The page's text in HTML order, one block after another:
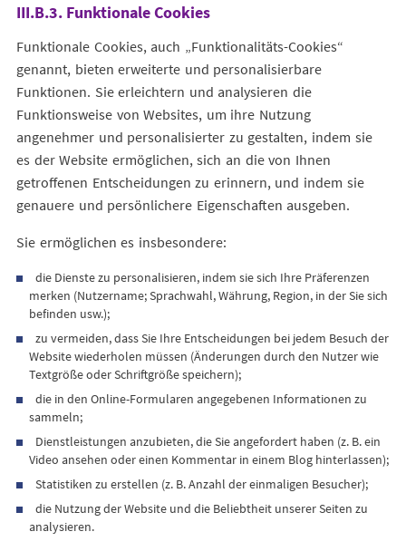
III.B.3. Funktionale Cookies
Funktionale Cookies, auch „Funktionalitäts-Cookies“
genannt, bieten erweiterte und personalisierbare
Funktionen. Sie erleichtern und analysieren die
Funktionsweise von Websites, um ihre Nutzung
angenehmer und personalisierter zu gestalten, indem sie
es der Website ermöglichen, sich an die von Ihnen
getroffenen Entscheidungen zu erinnern, und indem sie
genauere und persönlichere Eigenschaften ausgeben.
Sie ermöglichen es insbesondere:
die Dienste zu personalisieren, indem sie sich Ihre Präferenzen
merken (Nutzername; Sprachwahl, Währung, Region, in der Sie sich
befinden usw.);
zu vermeiden, dass Sie Ihre Entscheidungen bei jedem Besuch der
Website wiederholen müssen (Änderungen durch den Nutzer wie
Textgröße oder Schriftgröße speichern);
die in den Online-Formularen angegebenen Informationen zu
sammeln;
Dienstleistungen anzubieten, die Sie angefordert haben (z. B. ein
Video ansehen oder einen Kommentar in einem Blog hinterlassen);
Statistiken zu erstellen (z. B. Anzahl der einmaligen Besucher);
die Nutzung der Website und die Beliebtheit unserer Seiten zu
analysieren.